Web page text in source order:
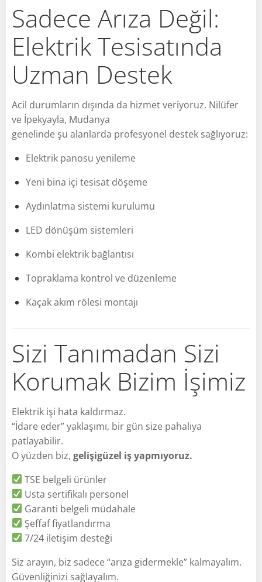
Sadece Arıza Değil:
Elektrik Tesisatında
Uzman Destek
Acil durumların dışında da hizmet veriyoruz. Nilüfer
ve İpekyayla, Mudanya
genelinde şu alanlarda profesyonel destek sağlıyoruz:
Elektrik panosu yenileme
Yeni bina içi tesisat döşeme
Aydınlatma sistemi kurulumu
LED dönüşüm sistemleri
Kombi elektrik bağlantısı
Topraklama kontrol ve düzenleme
Kaçak akım rölesi montajı
Sizi Tanımadan Sizi
Korumak Bizim İşimiz
Elektrik işi hata kaldırmaz.
“İdare eder” yaklaşımı, bir gün size pahalıya
patlayabilir.
O yüzden biz, gelişigüzel iş yapmıyoruz.
TSE belgeli ürünler
Usta sertifikalı personel
Garanti belgeli müdahale
Şeffaf fiyatlandırma
7/24 iletişim desteği
Siz arayın, biz sadece “arıza gidermekle” kalmayalım.
Güvenliğinizi sağlayalım.